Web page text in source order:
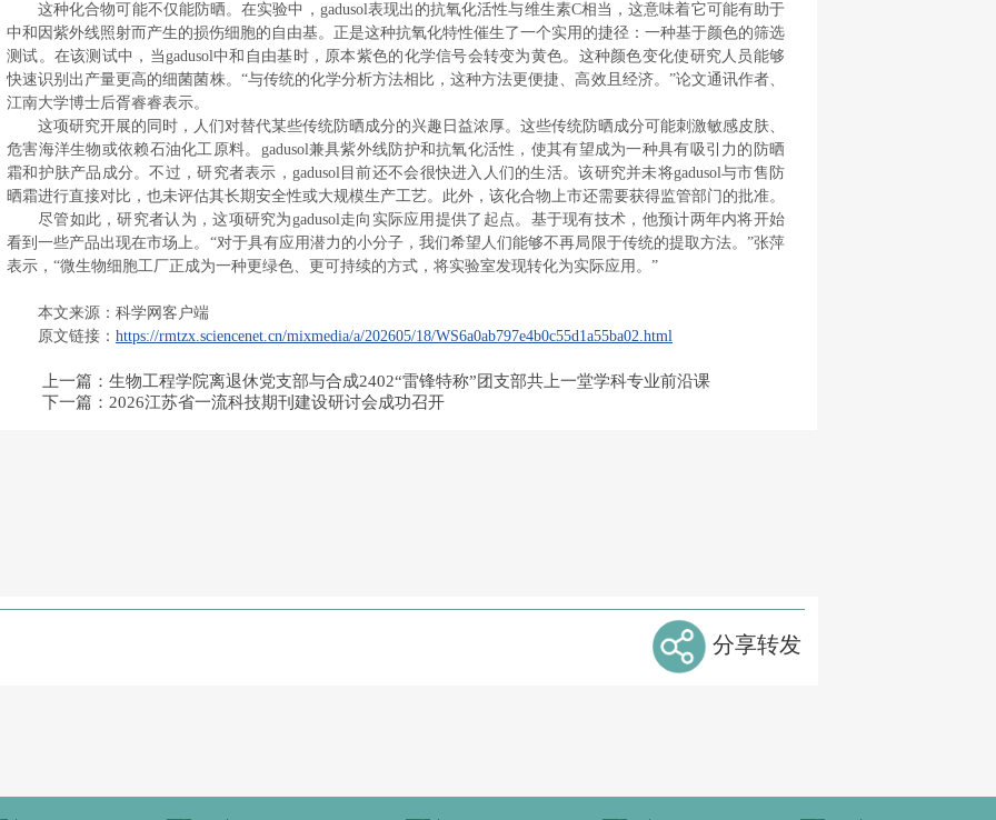
这种化合物可能不仅能防晒。在实验中，gadusol表现出的抗氧化活性与维生素C相当，这意味着它可能有助于
中和因紫外线照射而产生的损伤细胞的自由基。正是这种抗氧化特性催生了一个实用的捷径：一种基于颜色的筛选
测试。在该测试中，当gadusol中和自由基时，原本紫色的化学信号会转变为黄色。这种颜色变化使研究人员能够
快速识别出产量更高的细菌菌株。“与传统的化学分析方法相比，这种方法更便捷、高效且经济。”论文通讯作者、
江南大学博士后胥睿睿表示。
这项研究开展的同时，人们对替代某些传统防晒成分的兴趣日益浓厚。这些传统防晒成分可能刺激敏感皮肤、
危害海洋生物或依赖石油化工原料。gadusol兼具紫外线防护和抗氧化活性，使其有望成为一种具有吸引力的防晒
霜和护肤产品成分。不过，研究者表示，gadusol目前还不会很快进入人们的生活。该研究并未将gadusol与市售防
晒霜进行直接对比，也未评估其长期安全性或大规模生产工艺。此外，该化合物上市还需要获得监管部门的批准。
尽管如此，研究者认为，这项研究为gadusol走向实际应用提供了起点。基于现有技术，他预计两年内将开始
看到一些产品出现在市场上。“对于具有应用潜力的小分子，我们希望人们能够不再局限于传统的提取方法。”张萍
表示，“微生物细胞工厂正成为一种更绿色、更可持续的方式，将实验室发现转化为实际应用。”
本文来源：科学网客户端
原文链接： https://rmtzx.sciencenet.cn/mixmedia/a/202605/18/WS6a0ab797e4b0c55d1a55ba02.html
上一篇：生物工程学院离退休党支部与合成2402“雷锋特称”团支部共上一堂学科专业前沿课
下一篇：2026江苏省一流科技期刊建设研讨会成功召开
分享转发